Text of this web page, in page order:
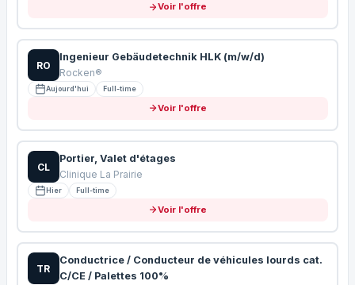
Voir l'offre
RO
Ingenieur Gebäudetechnik HLK (m/w/d)
Rocken®
Aujourd'hui Full-time
Voir l'offre
CL
Portier, Valet d'étages
Clinique La Prairie
Hier Full-time
Voir l'offre
TR
Conductrice / Conducteur de véhicules lourds cat.
C/CE / Palettes 100%